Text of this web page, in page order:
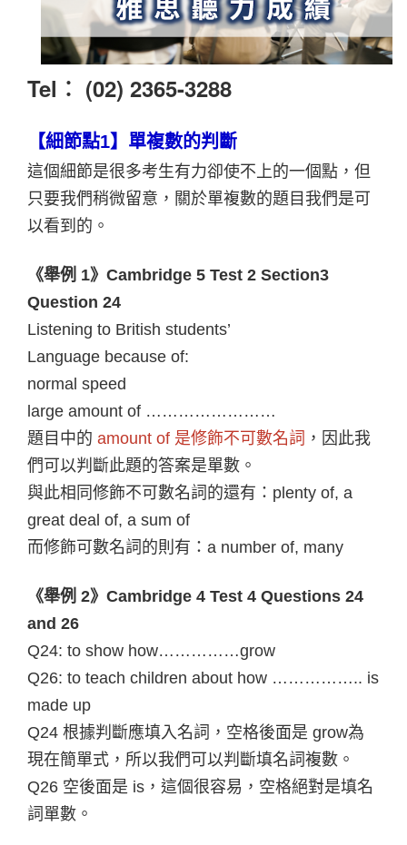
Tel︰ (02) 2365-3288
【細節點1】單複數的判斷
這個細節是很多考生有力卻使不上的一個點，但
只要我們稍微留意，關於單複數的題目我們是可
以看到的。
《舉例 1》Cambridge 5 Test 2 Section3
Question 24
Listening to British students’
Language because of:
normal speed
large amount of ……………………
題目中的 amount of 是修飾不可數名詞 ，因此我
們可以判斷此題的答案是單數。
與此相同修飾不可數名詞的還有：plenty of, a
great deal of, a sum of
而修飾可數名詞的則有：a number of, many
《舉例 2》Cambridge 4 Test 4 Questions 24
and 26
Q24: to show how……………grow
Q26: to teach children about how …………….. is
made up
Q24 根據判斷應填入名詞，空格後面是 grow為
現在簡單式，所以我們可以判斷填名詞複數。
Q26 空後面是 is，這個很容易，空格絕對是填名
詞單數。